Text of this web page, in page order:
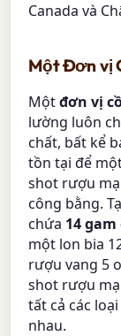
Canada và
Một Đơn vị
Mộtđơn vị
lường luôn
chất, bất kể
tồn tại để
shot rượu
công bằng.
chứa 14
một lon bia
rượu vang 5
shot rượu
tất cả các
nhau.